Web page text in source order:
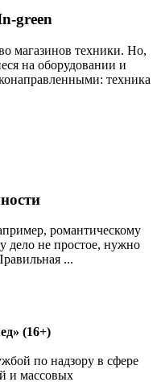
green
магазинов техники. Но,
на оборудовании и
техника
романтическому
дело не простое, нужно
...
(16+)
по надзору в сфере
и массовых